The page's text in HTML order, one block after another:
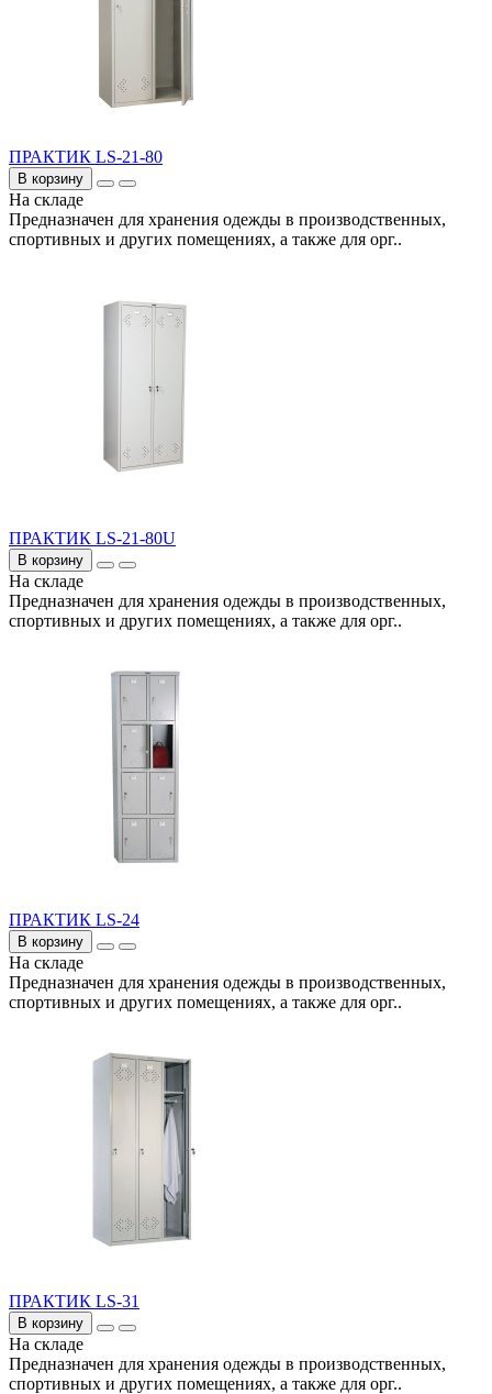
ПРАКТИК LS-21-80
В корзину
На складе
Предназначен для хранения одежды в производственных,
спортивных и других помещениях, а также для орг..
ПРАКТИК LS-21-80U
В корзину
На складе
Предназначен для хранения одежды в производственных,
спортивных и других помещениях, а также для орг..
ПРАКТИК LS-24
В корзину
На складе
Предназначен для хранения одежды в производственных,
спортивных и других помещениях, а также для орг..
ПРАКТИК LS-31
В корзину
На складе
Предназначен для хранения одежды в производственных,
спортивных и других помещениях, а также для орг..